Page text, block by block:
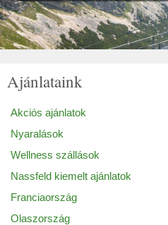
Ajánlataink
Akciós ajánlatok
Nyaralások
Wellness szállások
Nassfeld kiemelt ajánlatok
Franciaország
Olaszország